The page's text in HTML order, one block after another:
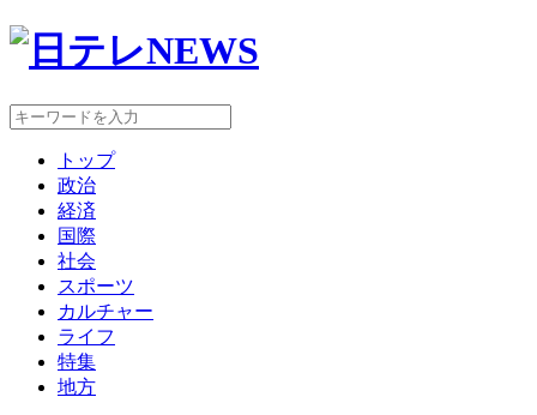
トップ
政治
経済
国際
社会
スポーツ
カルチャー
ライフ
特集
地方